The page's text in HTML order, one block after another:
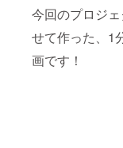
今回のプロジ
せて作った、1
画です！